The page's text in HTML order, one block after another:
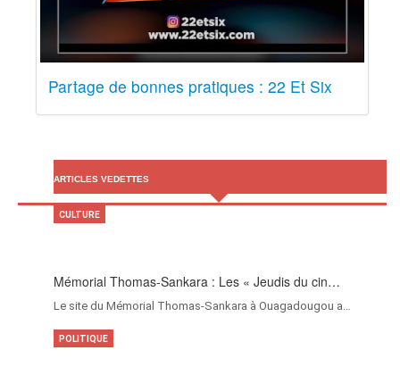
Partage de bonnes pratiques : 22 Et Six
ARTICLES VEDETTES
Mémorial Thomas-Sankara : Les « Jeudis du cin…
Le site du Mémorial Thomas-Sankara à Ouagadougou a…
CULTURE
POLITIQUE